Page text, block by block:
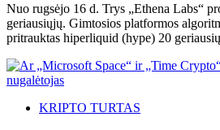
Nuo rugsėjo 16 d. Trys „Ethena Labs“
geriausiųjų. Gimtosios platformos
pritrauktas hiperliquid (hype) 20
KRIPTO TURTAS